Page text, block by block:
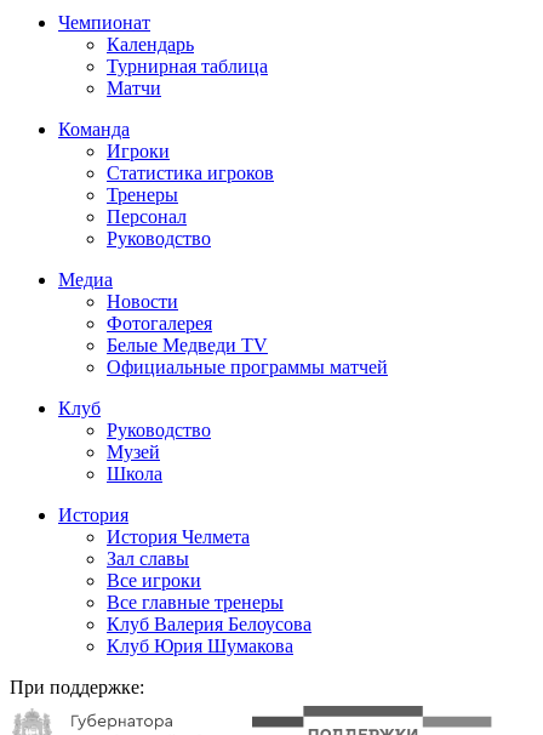
Чемпионат
Календарь
Турнирная таблица
Матчи
Команда
Игроки
Статистика игроков
Тренеры
Персонал
Руководство
Медиа
Новости
Фотогалерея
Белые Медведи TV
Официальные программы матчей
Клуб
Руководство
Музей
Школа
История
История Челмета
Зал славы
Все игроки
Все главные тренеры
Клуб Валерия Белоусова
Клуб Юрия Шумакова
При поддержке: